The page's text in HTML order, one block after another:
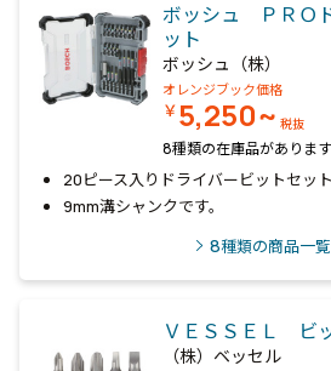
ボッシュ ＰＲＯ
ット
ボッシュ（株）
オレンジブック価格
￥5,250~ 税抜
8種類の在庫品があります
20ピース入りドライバービットセット
9mm溝シャンクです。
8種類の商品一
ＶＥＳＳＥＬ ビ
（株）ベッセル